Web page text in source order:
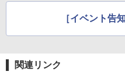
［イベント告
関連リンク